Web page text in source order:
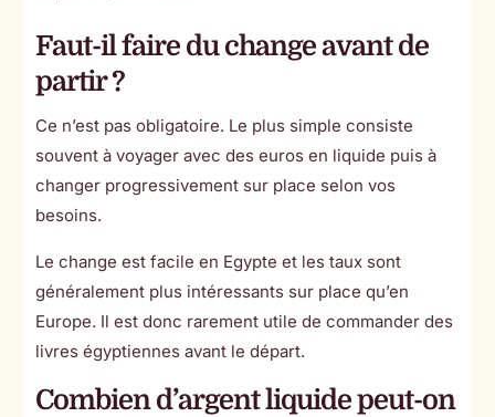
Faut-il faire du change avant de
partir ?
Ce n’est pas obligatoire. Le plus simple consiste
souvent à voyager avec des euros en liquide puis à
changer progressivement sur place selon vos
besoins.
Le change est facile en Egypte et les taux sont
généralement plus intéressants sur place qu’en
Europe. Il est donc rarement utile de commander des
livres égyptiennes avant le départ.
Combien d’argent liquide peut-on